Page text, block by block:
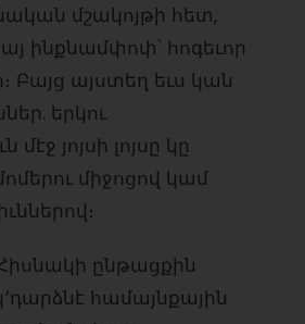
մշակոյթի հետ,
ինքնամփոփ՝ հոգեւոր
Բայց այստեղ եւս կան
երկու
մէջ յոյսի լոյսը կը
միջոցով կամ
ընթացքին
համայնքային